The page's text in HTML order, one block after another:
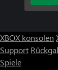
XBOX konsolen
Support
Spiele